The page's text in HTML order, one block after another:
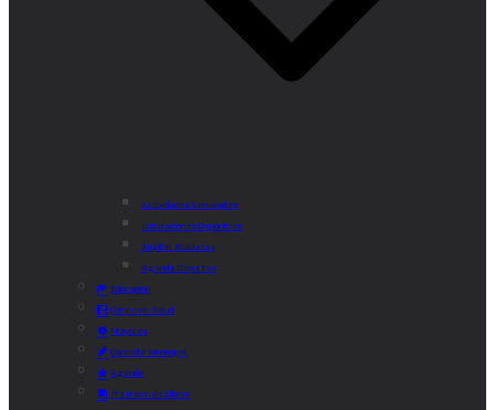
Actividades Semanales
Instalaciones Deportivas
Alquiler Bicicletas
Agenda Deportiva
Educación
Centro de Salud
Mayores
Comedor Municipal
Agenda
Préstamo de Libros